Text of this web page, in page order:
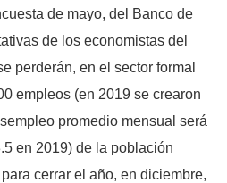
de mayo, del Banco de
de los economistas del
perderán, en el sector formal
empleos (en 2019 se crearon
promedio mensual será
en 2019) de la población
cerrar el año, en diciembre,